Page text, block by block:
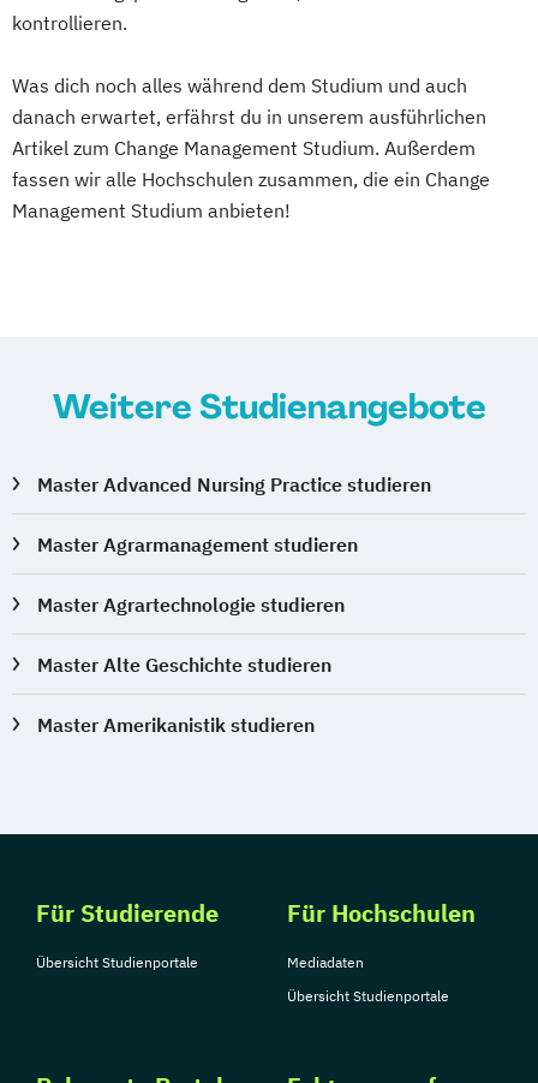
Tourismusmanagement
Wirtschaftsinformatik (DE/EN)
Wirtschaftsingenieurwesen
Wirtschaftsingenieurwesen Medizintechnik
Wirtschaftspsychologie (DE/EN)
kontrollieren.
Was dich noch alles während dem Studium und auch
danach erwartet, erfährst du in unserem ausführlichen
Artikel zum Change Management Studium. Außerdem
fassen wir alle Hochschulen zusammen, die ein Change
Management Studium anbieten!
Weitere Studienangebote
Master Advanced Nursing Practice studieren
Master Agrarmanagement studieren
Master Agrartechnologie studieren
Master Alte Geschichte studieren
Master Amerikanistik studieren
Für Studierende
Übersicht Studienportale
Für Hochschulen
Mediadaten
Übersicht Studienportale